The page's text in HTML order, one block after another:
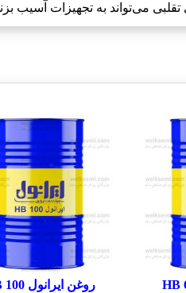
می‌تواند به تجهیزات آسیب بزند
روغن ایرانول HB 100